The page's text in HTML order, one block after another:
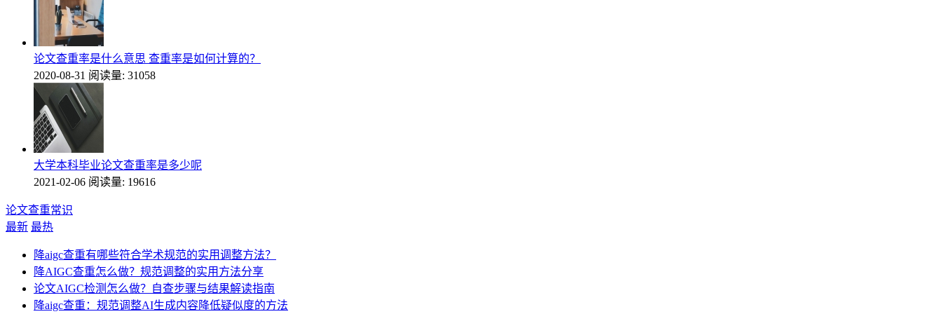
论文查重率是什么意思 查重率是如何计算的？
2020-08-31 阅读量: 31058
大学本科毕业论文查重率是多少呢
2021-02-06 阅读量: 19616
论文查重常识
最新 最热
降aigc查重有哪些符合学术规范的实用调整方法？
降AIGC查重怎么做？规范调整的实用方法分享
论文AIGC检测怎么做？自查步骤与结果解读指南
降aigc查重：规范调整AI生成内容降低疑似度的方法